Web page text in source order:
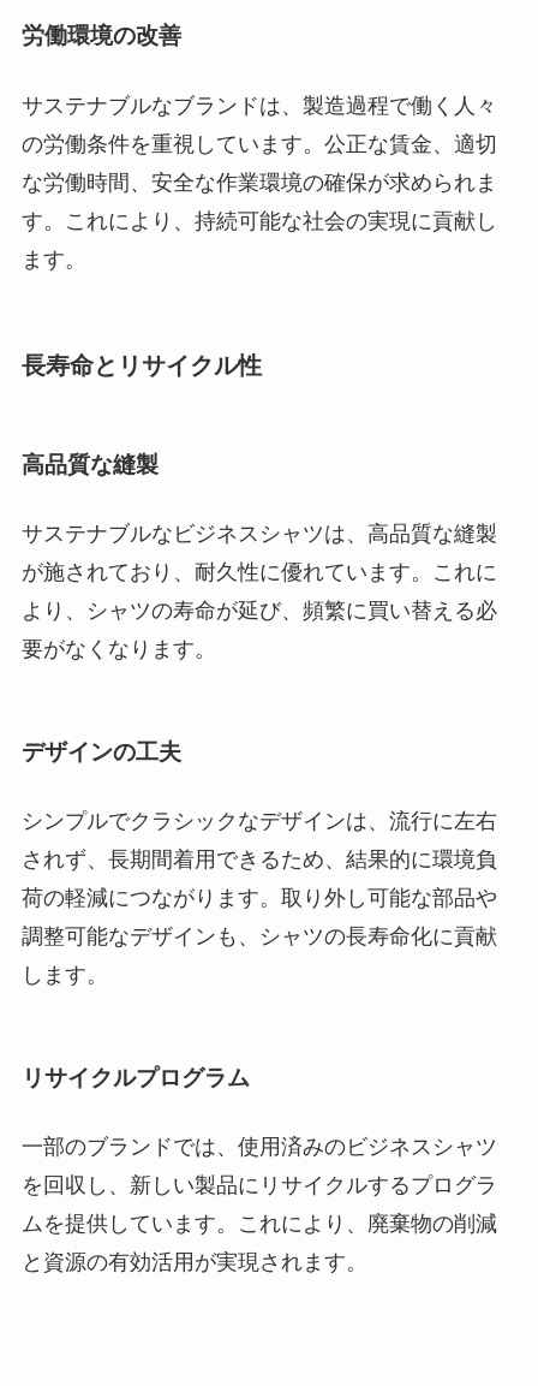
労働環境の改善
サステナブルなブランドは、製造過程で働く人々
の労働条件を重視しています。公正な賃金、適切
な労働時間、安全な作業環境の確保が求められま
す。これにより、持続可能な社会の実現に貢献し
ます。
長寿命とリサイクル性
高品質な縫製
サステナブルなビジネスシャツは、高品質な縫製
が施されており、耐久性に優れています。これに
より、シャツの寿命が延び、頻繁に買い替える必
要がなくなります。
デザインの工夫
シンプルでクラシックなデザインは、流行に左右
されず、長期間着用できるため、結果的に環境負
荷の軽減につながります。取り外し可能な部品や
調整可能なデザインも、シャツの長寿命化に貢献
します。
リサイクルプログラム
一部のブランドでは、使用済みのビジネスシャツ
を回収し、新しい製品にリサイクルするプログラ
ムを提供しています。これにより、廃棄物の削減
と資源の有効活用が実現されます。